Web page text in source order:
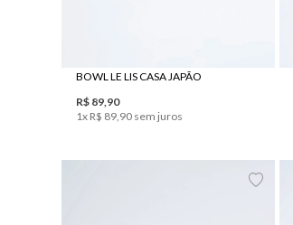
BOWL LE LIS CASA JAPÃO
R$ 89, 90
1x R$ 89, 90sem juros